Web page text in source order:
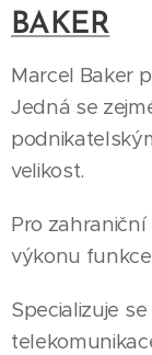
BAKER
Marcel Baker
Jedná se
velikost.
Pro
výkonu
Specializuje